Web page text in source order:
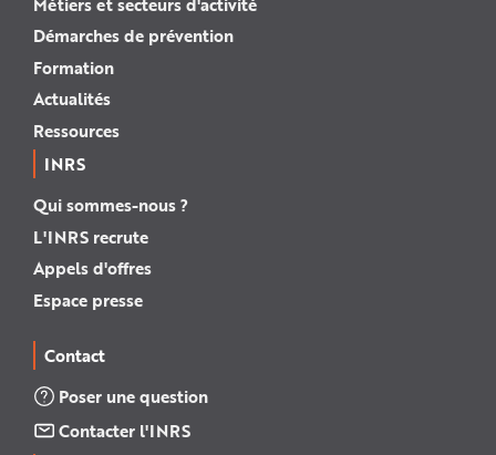
Démarches de prévention
Formation
Actualités
Ressources
INRS
Qui sommes-nous ?
L'INRS recrute
Appels d'offres
Espace presse
Contact
Poser une question
Contacter l'INRS